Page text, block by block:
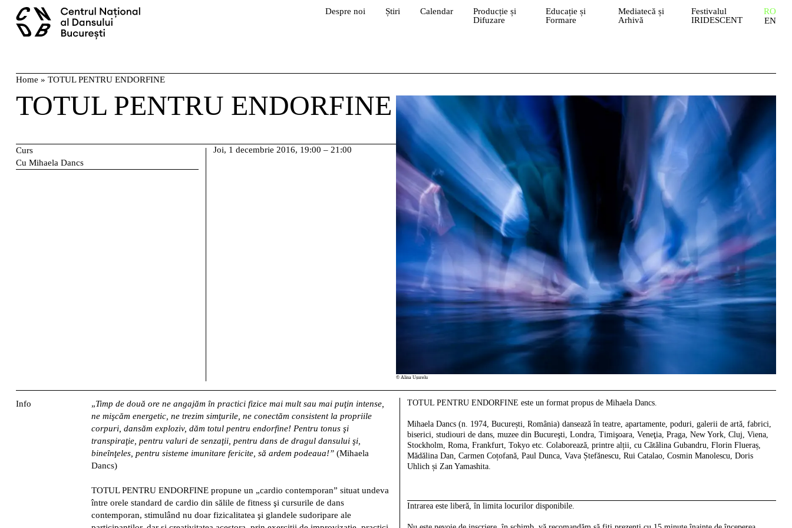
content
caută Despre noi Știri Calendar
Producție și
Difuzare
Educație și
Formare
Mediatecă și
Arhivă
Festivalul
IRIDESCENT
RO
EN
Home » TOTUL PENTRU ENDORFINE
TOTUL PENTRU ENDORFINE
Curs
Cu Mihaela Dancs
Joi, 1 decembrie 2016, 19:00 – 21:00
© Alina Ușurelu
Info „Timp de două ore ne angajăm în practici fizice mai mult sau mai puţin intense,
ne mişcăm energetic, ne trezim simţurile, ne conectăm consistent la propriile
corpuri, dansăm exploziv, dăm totul pentru endorfine! Pentru tonus şi
transpiraţie, pentru valuri de senzaţii, pentru dans de dragul dansului şi,
bineînţeles, pentru sisteme imunitare fericite, să ardem podeaua!”(Mihaela
Dancs)
TOTUL PENTRU ENDORFINE propune un „cardio contemporan” situat undeva
între orele standard de cardio din sălile de fitness şi cursurile de dans
contemporan, stimulând nu doar fizicalitatea şi glandele sudoripare ale
TOTUL PENTRU ENDORFINE este un format propus de Mihaela Dancs.
Mihaela Dancs(n. 1974, București, România) dansează în teatre, apartamente, poduri, galerii de artă, fabrici,
biserici, studiouri de dans, muzee din Bucureşti, Londra, Timişoara, Veneţia, Praga, New York, Cluj, Viena,
Stockholm, Roma, Frankfurt, Tokyo etc. Colaborează, printre alții, cu Cătălina Gubandru, Florin Flueraș,
Mădălina Dan, Carmen Coțofană, Paul Dunca, Vava Ștefănescu, Rui Catalao, Cosmin Manolescu, Doris
Uhlich și Zan Yamashita.
Intrarea este liberă, în limita locurilor disponibile.